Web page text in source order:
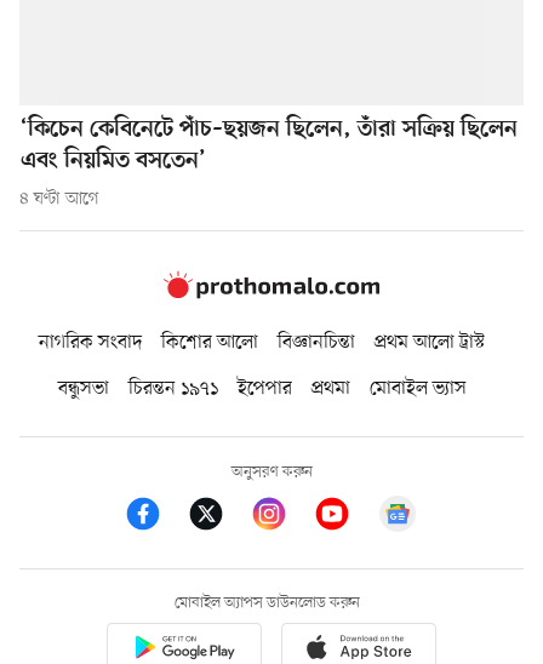
‘কিচেন কেবিনেটে পাঁচ–ছয়জন ছিলেন, তাঁরা সক্রিয় ছিলেন
এবং নিয়মিত বসতেন’
৪ ঘণ্টা আগে
নাগরিক সংবাদ কিশোর আলো বিজ্ঞানচিন্তা
প্রথম আলো ট্রাস্ট
বন্ধুসভা
চিরন্তন ১৯৭১ ইপেপার প্রথমা মোবাইল ভ্যাস
অনুসরণ করুন
মোবাইল অ্যাপস ডাউনলোড করুন